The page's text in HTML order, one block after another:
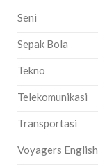
Seni
Sepak Bola
Tekno
Telekomunikasi
Transportasi
Voyagers English